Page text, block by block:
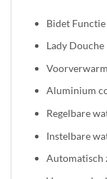
Bidet Functie
Lady Douche
Aluminium
Regelbare
Instelbare
Automatisch